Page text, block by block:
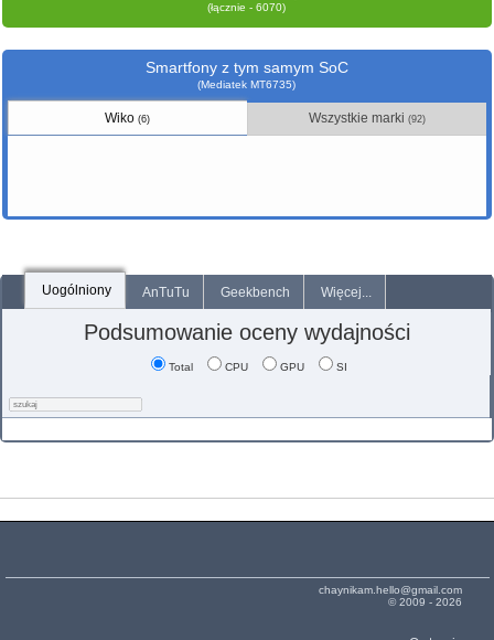
(łącznie - 6070)
Smartfony z tym samym SoC
(Mediatek MT6735)
Wiko(6) Wszystkie marki (92)
Uogólniony AnTuTu Geekbench Więcej...
Podsumowanie oceny wydajności
Total CPU GPU SI
chaynikam.hello@gmail.com
© 2009 - 2026